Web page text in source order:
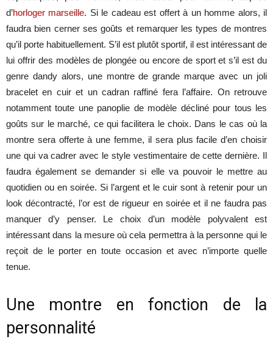
d’horloger marseille. Si le cadeau est offert à un homme alors, il
faudra bien cerner ses goûts et remarquer les types de montres
qu’il porte habituellement. S’il est plutôt sportif, il est intéressant de
lui offrir des modèles de plongée ou encore de sport et s’il est du
genre dandy alors, une montre de grande marque avec un joli
bracelet en cuir et un cadran raffiné fera l’affaire. On retrouve
notamment toute une panoplie de modèle décliné pour tous les
goûts sur le marché, ce qui facilitera le choix. Dans le cas où la
montre sera offerte à une femme, il sera plus facile d’en choisir
une qui va cadrer avec le style vestimentaire de cette dernière. Il
faudra également se demander si elle va pouvoir le mettre au
quotidien ou en soirée. Si l’argent et le cuir sont à retenir pour un
look décontracté, l’or est de rigueur en soirée et il ne faudra pas
manquer d’y penser. Le choix d’un modèle polyvalent est
intéressant dans la mesure où cela permettra à la personne qui le
reçoit de le porter en toute occasion et avec n’importe quelle
tenue.
Une montre en fonction de la
personnalité